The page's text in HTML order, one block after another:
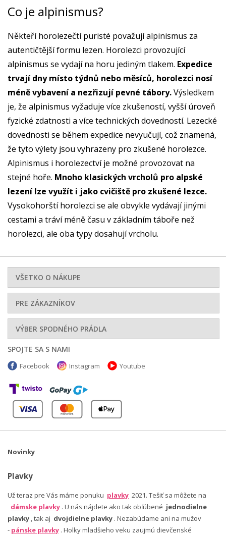
Co je alpinismus?
Někteří horolezečtí puristé považují alpinismus za
autentičtější formu lezen. Horolezci provozující
alpinismus se vydají na horu jediným tlakem. Expedice
trvají dny místo týdnů nebo měsíců, horolezci nosí
méně vybavení a nezřizují pevné tábory.Výsledkem
je, že alpinismus vyžaduje více zkušeností, vyšší úroveň
fyzické zdatnosti a více technických dovedností. Lezecké
dovednosti se během expedice nevyučují, což znamená,
že tyto výlety jsou vyhrazeny pro zkušené horolezce.
Alpinismus i horolezectví je možné provozovat na
stejné hoře. Mnoho klasických vrcholů pro alpské
lezení lze využít i jako cvičiště pro zkušené lezce.
Vysokohorští horolezci se ale obvykle vydávají jinými
cestami a tráví méně času v základním táboře než
horolezci, ale oba typy dosahují vrcholu.
VŠETKO O NÁKUPE
PRE ZÁKAZNÍKOV
VÝBER SPODNÉHO PRÁDLA
SPOJTE SA S NAMI
Facebook Instagram Youtube
Novinky
Plavky
Už teraz pre Vás máme ponuku plavky 2021. Tešiť sa môžete na
dámske plavky . U nás nájdete ako tak obľúbené jednodielne
plavky , tak aj dvojdielne plavky . Nezabúdame ani na mužov
- pánske plavky . Holky mladšieho veku zaujmú dievčenské